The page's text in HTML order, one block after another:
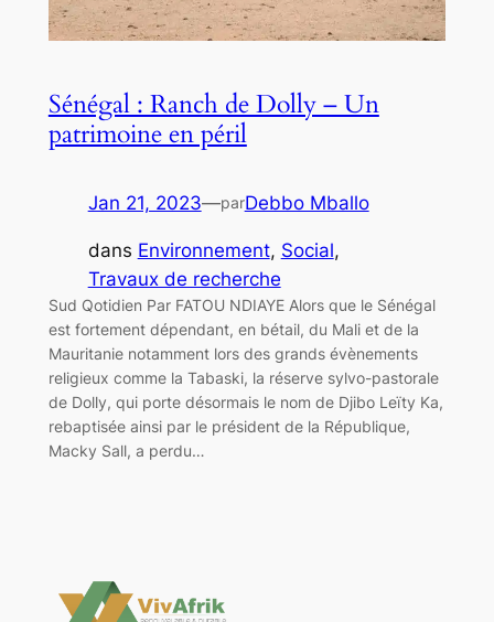
Sénégal : Ranch de Dolly – Un
patrimoine en péril
Jan 21, 2023—parDebbo Mballo
dans Environnement, Social
Travaux de recherche
Sud Qotidien Par FATOU NDIAYE Alors que le Sénégal
est fortement dépendant, en bétail, du Mali et de la
Mauritanie notamment lors des grands évènements
religieux comme la Tabaski, la réserve sylvo-pastorale
de Dolly, qui porte désormais le nom de Djibo Leïty Ka,
rebaptisée ainsi par le président de la République,
Macky Sall, a perdu…